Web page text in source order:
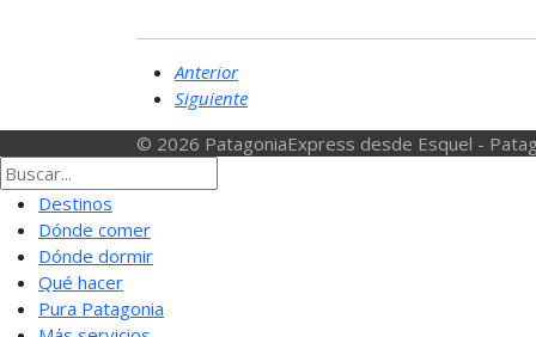
Anterior
Siguiente
© 2026 PatagoniaExpress desde Esquel -
Destinos
Dónde comer
Dónde dormir
Qué hacer
Pura Patagonia